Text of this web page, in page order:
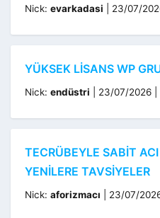
Nick: evarkadasi 23/07/
YÜKSEK LISANS WP
Nick: endüstri 23/07/2026
TECRÜBEYLE SABİT
YENİLERE TAVSİYELER
Nick: aforizmacı 23/07/